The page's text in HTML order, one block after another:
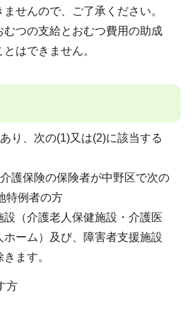
せんので、ご了承ください。
むつの支給とおむつ費用の助成
はできません。
り、次の(1)又は(2)に該当する
護保険の保険者が中野区で次の
特例者の方
設（介護老人保健施設・介護医
ーム）及び、障害者支援施設
ます。
方